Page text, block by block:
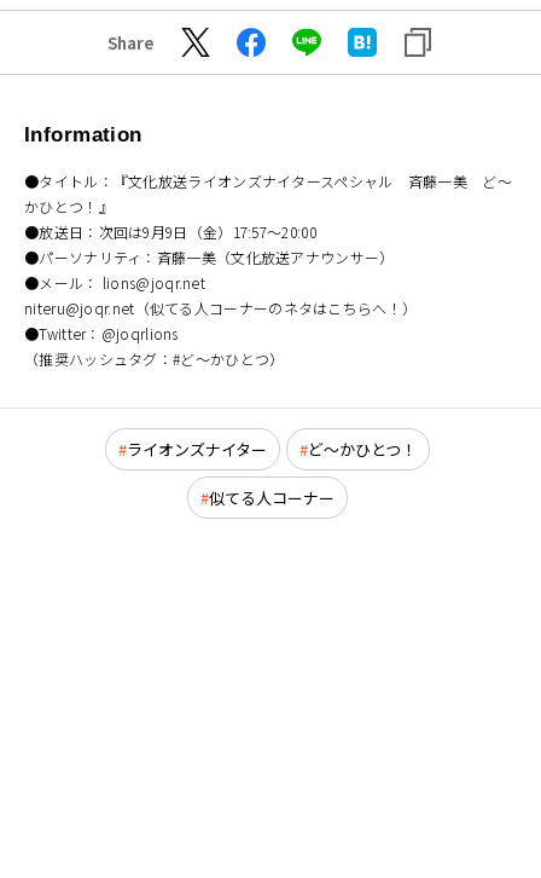
Share
Information
●タイトル：『文化放送ライオンズナイタースペシャル 斉藤一美 ど～
かひとつ！』
●放送日：次回は9月9日（金）17:57～20:00
●パーソナリティ：斉藤一美（文化放送アナウンサー）
●メール： lions@joqr.net
niteru@joqr.net（似てる人コーナーのネタはこちらへ！）
●Twitter：@joqrlions
（推奨ハッシュタグ：#ど～かひとつ）
ライオンズナイター ど～かひとつ！
似てる人コーナー